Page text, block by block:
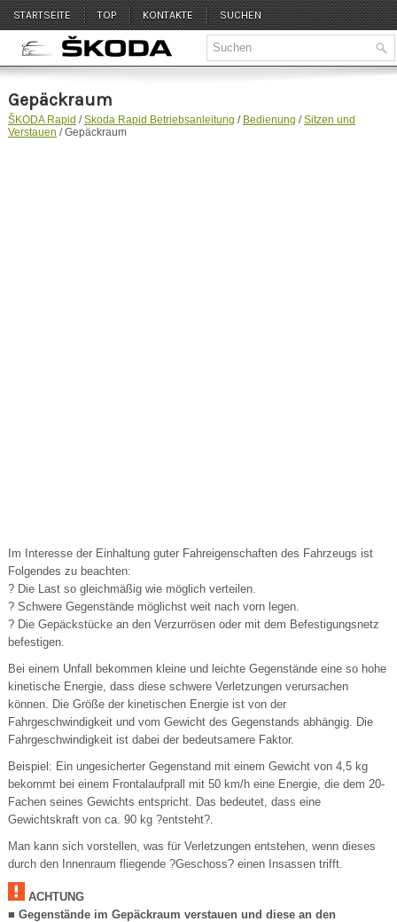
STARTSEITE TOP KONTAKTE SUCHEN
Gepäckraum
ŠKODA Rapid /Skoda Rapid Betriebsanleitung / Bedienung /Sitzen und
Verstauen / Gepäckraum
Im Interesse der Einhaltung guter Fahreigenschaften des Fahrzeugs ist
Folgendes zu beachten:
? Die Last so gleichmäßig wie möglich verteilen.
? Schwere Gegenstände möglichst weit nach vorn legen.
? Die Gepäckstücke an den Verzurrösen oder mit dem Befestigungsnetz
befestigen.
Bei einem Unfall bekommen kleine und leichte Gegenstände eine so hohe
kinetische Energie, dass diese schwere Verletzungen verursachen
können. Die Größe der kinetischen Energie ist von der
Fahrgeschwindigkeit und vom Gewicht des Gegenstands abhängig. Die
Fahrgeschwindigkeit ist dabei der bedeutsamere Faktor.
Beispiel: Ein ungesicherter Gegenstand mit einem Gewicht von 4,5 kg
bekommt bei einem Frontalaufprall mit 50 km/h eine Energie, die dem 20-
Fachen seines Gewichts entspricht. Das bedeutet, dass eine
Gewichtskraft von ca. 90 kg ?entsteht?.
Man kann sich vorstellen, was für Verletzungen entstehen, wenn dieses
durch den Innenraum fliegende ?Geschoss? einen Insassen trifft.
ACHTUNG
■ Gegenstände im Gepäckraum verstauen und diese an den